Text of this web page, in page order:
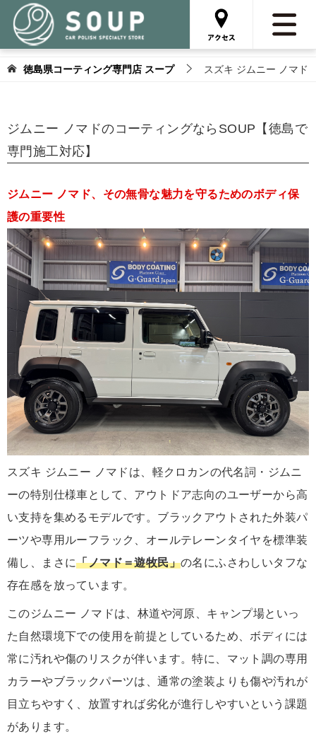
徳島県コーティング専門店 スープ スズキ ジムニー ノマド
ジムニー ノマドのコーティングならSOUP【徳島で
専門施工対応】
ジムニー ノマド、その無骨な魅力を守るためのボディ保
護の重要性
スズキ ジムニー ノマドは、軽クロカンの代名詞・ジムニ
ーの特別仕様車として、アウトドア志向のユーザーから高
い支持を集めるモデルです。ブラックアウトされた外装パ
ーツや専用ルーフラック、オールテレーンタイヤを標準装
備し、まさに「ノマド＝遊牧民」の名にふさわしいタフな
存在感を放っています。
このジムニー ノマドは、林道や河原、キャンプ場といっ
た自然環境下での使用を前提としているため、ボディには
常に汚れや傷のリスクが伴います。特に、マット調の専用
カラーやブラックパーツは、通常の塗装よりも傷や汚れが
目立ちやすく、放置すれば劣化が進行しやすいという課題
があります。